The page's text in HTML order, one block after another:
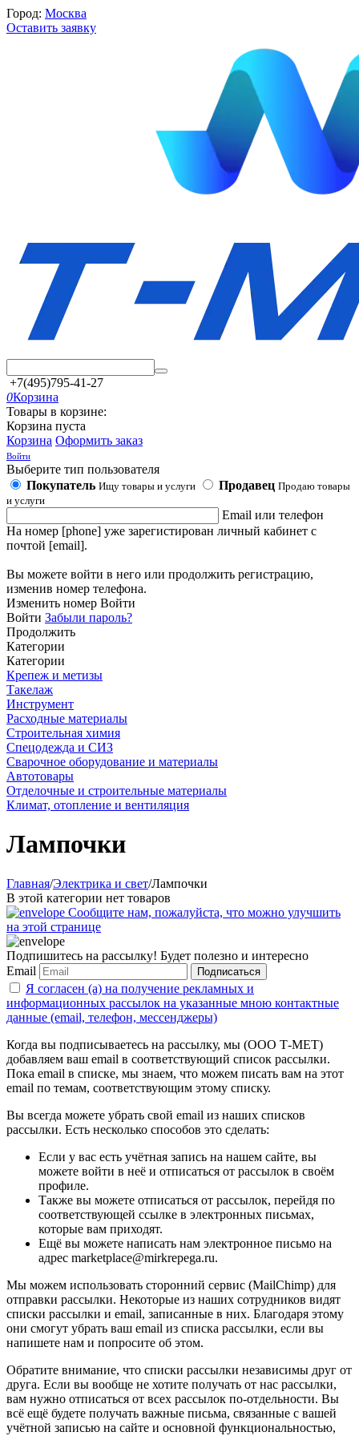
Город: Москва
Оставить заявку
+7(495)795-41-27
0Корзина
Товары в корзине:
Корзина пуста
Корзина Оформить заказ
Войти
Выберите тип пользователя
Покупатель Ищу товары и услуги Продавец Продаю товары
и услуги
Email или телефон
На номер [phone] уже зарегистирован личный кабинет с
почтой [email].
Вы можете войти в него или продолжить регистрацию,
изменив номер телефона.
Изменить номер Войти
Войти Забыли пароль?
Продолжить
Категории
Категории
Крепеж и метизы
Такелаж
Инструмент
Расходные материалы
Строительная химия
Спецодежда и СИЗ
Сварочное оборудование и материалы
Автотовары
Отделочные и строительные материалы
Климат, отопление и вентиляция
Лампочки
Главная/Электрика и свет/Лампочки
В этой категории нет товаров
Сообщите нам, пожалуйста, что можно улучшить
на этой странице
Подпишитесь на рассылку! Будет полезно и интересно
Email
Подписаться
Я согласен (а) на получение рекламных и
информационных рассылок на указанные мною контактные
данные (email, телефон, мессенджеры)
Когда вы подписываетесь на рассылку, мы (ООО Т-МЕТ)
добавляем ваш email в соответствующий список рассылки.
Пока email в списке, мы знаем, что можем писать вам на этот
email по темам, соответствующим этому списку.
Вы всегда можете убрать свой email из наших списков
рассылки. Есть несколько способов это сделать:
Если у вас есть учётная запись на нашем сайте, вы
можете войти в неё и отписаться от рассылок в своём
профиле.
Также вы можете отписаться от рассылок, перейдя по
соответствующей ссылке в электронных письмах,
которые вам приходят.
Ещё вы можете написать нам электронное письмо на
адрес marketplace@mirkrepega.ru.
Мы можем использовать сторонний сервис (MailChimp) для
отправки рассылки. Некоторые из наших сотрудников видят
списки рассылки и email, записанные в них. Благодаря этому
они смогут убрать ваш email из списка рассылки, если вы
напишете нам и попросите об этом.
Обратите внимание, что списки рассылки независимы друг от
друга. Если вы вообще не хотите получать от нас рассылки,
вам нужно отписаться от всех рассылок по-отдельности. Вы
всё ещё будете получать важные письма, связанные с вашей
учётной записью на сайте и основной функциональностью,